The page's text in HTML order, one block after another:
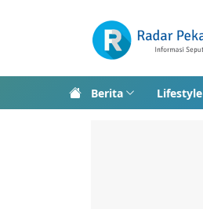
Berita Lifestyle